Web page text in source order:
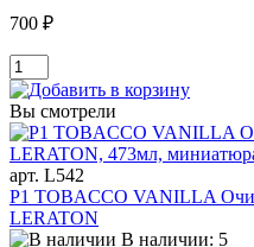
700 ₽
Вы смотрели
арт. L542
P1 TOBACCO VANILLA
LERATON
В наличии: 5